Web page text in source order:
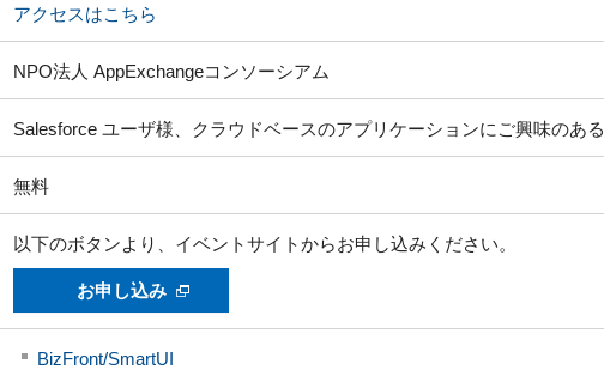
アクセスはこちら
NPO法人 AppExchangeコンソーシアム
Salesforce ユーザ様、クラウドベースのアプリケーションにご興味のあ
無料
以下のボタンより、イベントサイトからお申し込みください。
お申し込み
BizFront/SmartUI